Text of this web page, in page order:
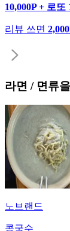
10,000P + 로또
리뷰 쓰면
라면 / 면류
노브랜드
콩국수